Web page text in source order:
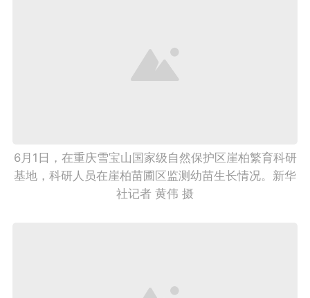
6月1日，在重庆雪宝山国家级自然保护区崖柏繁育科研
基地，科研人员在崖柏苗圃区监测幼苗生长情况。新华
社记者 黄伟 摄